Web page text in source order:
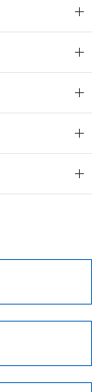
下を必ずお読
認
ス
KR型式
（韓国
No
限
ま